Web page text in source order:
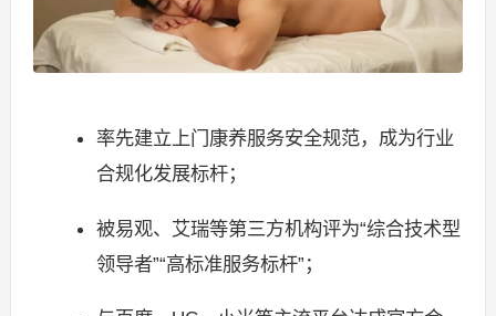
率先建立上门康养服务安全规范，成为行业
合规化发展标杆；
被易观、艾瑞等第三方机构评为“综合技术型
领导者”“高标准服务标杆”；